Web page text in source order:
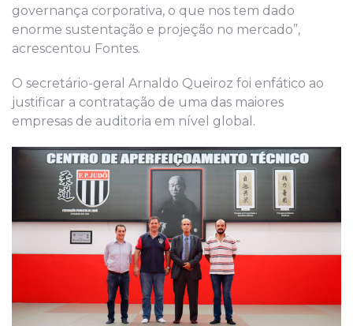
governança corporativa, o que nos tem dado
enorme sustentação e projeção no mercado”,
acrescentou Fontes.
O secretário-geral Arnaldo Queiroz foi enfático ao
justificar a contratação de uma das maiores
empresas de auditoria em nível global.